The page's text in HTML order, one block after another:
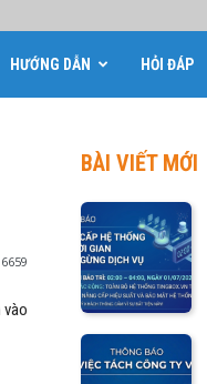
HƯỚNG DẪN HỎI ĐÁP
6659
vào
BÀI VIẾT MỚI